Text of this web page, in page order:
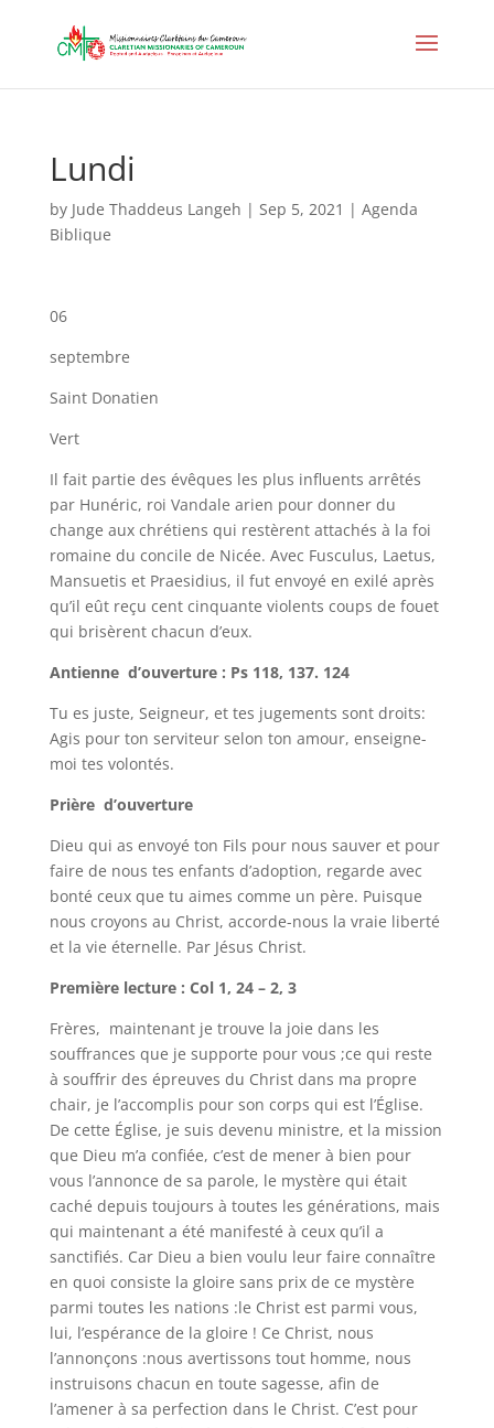
Lundi
by Jude Thaddeus Langeh | Sep 5, 2021 | Agenda
Biblique
06
septembre
Saint Donatien
Vert
Il fait partie des évêques les plus influents arrêtés
par Hunéric, roi Vandale arien pour donner du
change aux chrétiens qui restèrent attachés à la foi
romaine du concile de Nicée. Avec Fusculus, Laetus,
Mansuetis et Praesidius, il fut envoyé en exilé après
qu’il eût reçu cent cinquante violents coups de fouet
qui brisèrent chacun d’eux.
Antienne d’ouverture : Ps 118, 137. 124
Tu es juste, Seigneur, et tes jugements sont droits:
Agis pour ton serviteur selon ton amour, enseigne-
moi tes volontés.
Prière d’ouverture
Dieu qui as envoyé ton Fils pour nous sauver et pour
faire de nous tes enfants d’adoption, regarde avec
bonté ceux que tu aimes comme un père. Puisque
nous croyons au Christ, accorde-nous la vraie liberté
et la vie éternelle. Par Jésus Christ.
Première lecture : Col 1, 24 – 2, 3
Frères, maintenant je trouve la joie dans les
souffrances que je supporte pour vous ;ce qui reste
à souffrir des épreuves du Christ dans ma propre
chair, je l’accomplis pour son corps qui est l’Église.
De cette Église, je suis devenu ministre, et la mission
que Dieu m’a confiée, c’est de mener à bien pour
vous l’annonce de sa parole, le mystère qui était
caché depuis toujours à toutes les générations, mais
qui maintenant a été manifesté à ceux qu’il a
sanctifiés. Car Dieu a bien voulu leur faire connaître
en quoi consiste la gloire sans prix de ce mystère
parmi toutes les nations :le Christ est parmi vous,
lui, l’espérance de la gloire ! Ce Christ, nous
l’annonçons :nous avertissons tout homme, nous
instruisons chacun en toute sagesse, afin de
l’amener à sa perfection dans le Christ. C’est pour